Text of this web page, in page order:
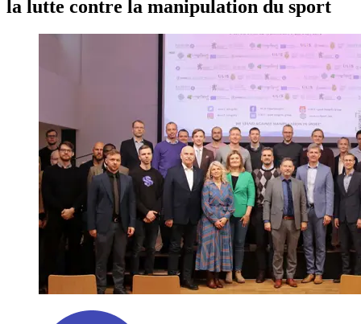
la lutte contre la manipulation du sport